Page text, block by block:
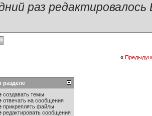
раз
«
разделе
создавать темы
отвечать на сообщения
прикреплять файлы
редактировать сообщения